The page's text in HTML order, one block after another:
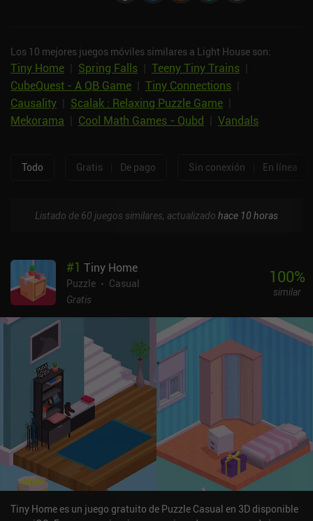
Los 10 mejores juegos móviles similares a Light House son:
Tiny Home Spring Falls Teeny Tiny Trains
CubeQuest - A QB Game
Tiny Connections
Causality
Scalak : Relaxing Puzzle Game
Mekorama
Cool Math Games - Qubd Vandals
Todo Gratis De pago Sin conexión En línea
Listado de 60 juegos similares, actualizado hace 10 horas
#1 Tiny Home
Puzzle
Casual
Gratis
100%
similar
Tiny Home es un juego gratuito de Puzzle Casual en 3D disponible